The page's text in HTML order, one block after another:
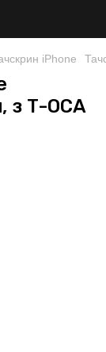
iPhone
з T-OCA